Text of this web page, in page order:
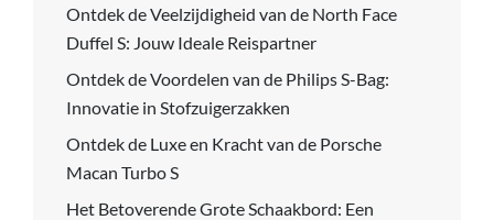
Ontdek de Veelzijdigheid van de North Face
Duffel S: Jouw Ideale Reispartner
Ontdek de Voordelen van de Philips S-Bag:
Innovatie in Stofzuigerzakken
Ontdek de Luxe en Kracht van de Porsche
Macan Turbo S
Het Betoverende Grote Schaakbord: Een